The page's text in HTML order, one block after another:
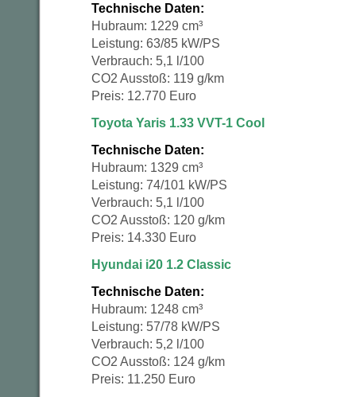
Technische Daten:
Hubraum: 1229 cm³
Leistung: 63/85 kW/PS
Verbrauch: 5,1 l/100
CO2 Ausstoß: 119 g/km
Preis: 12.770 Euro
Toyota Yaris 1.33 VVT-1 Cool
Technische Daten:
Hubraum: 1329 cm³
Leistung: 74/101 kW/PS
Verbrauch: 5,1 l/100
CO2 Ausstoß: 120 g/km
Preis: 14.330 Euro
Hyundai i20 1.2 Classic
Technische Daten:
Hubraum: 1248 cm³
Leistung: 57/78 kW/PS
Verbrauch: 5,2 l/100
CO2 Ausstoß: 124 g/km
Preis: 11.250 Euro